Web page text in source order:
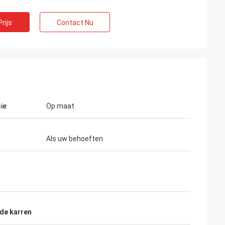
hoop
Contact Nu
Op maat
Als uw behoeften
karren